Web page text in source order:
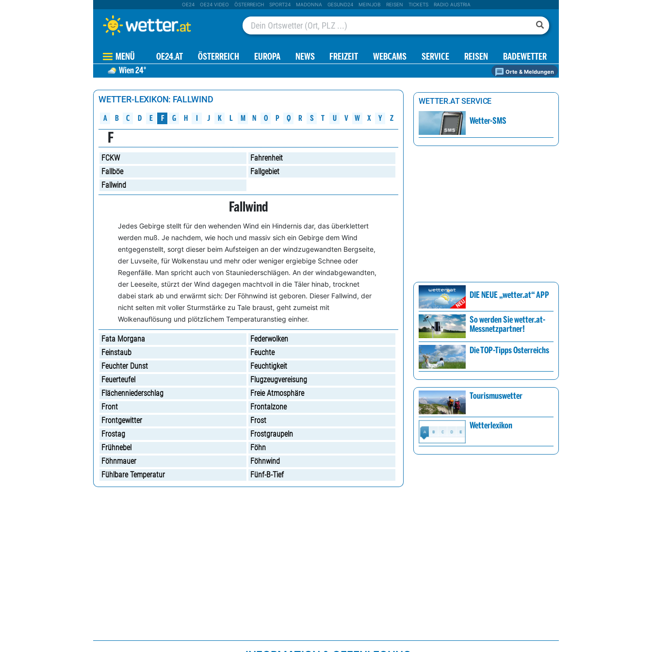
OE24 OE24 VIDEO ÖSTERREICH SPORT24 MADONNA GESUND24 MEINJOB REISEN TICKETS RADIO AUSTRIA
MENÜ OE24.AT ÖSTERREICH EUROPA NEWS FREIZEIT WEBCAMS SERVICE REISEN BADEWETTER
Wien24° Orte & Meldungen
WETTER-LEXIKON: FALLWIND
A B C D E F G H J K L M N O P Q R S T U V W X Y Z
F
FCKW
Fahrenheit
Fallböe
Fallgebiet
Fallwind
Fallwind
Jedes Gebirge stellt für den wehenden Wind ein Hindernis dar, das überklettert
werden muß. Je nachdem, wie hoch und massiv sich ein Gebirge dem Wind
entgegenstellt, sorgt dieser beim Aufsteigen an der windzugewandten Bergseite,
der Luvseite, für Wolkenstau und mehr oder weniger ergiebige Schnee oder
Regenfälle. Man spricht auch von Stauniederschlägen. An der windabgewandten,
der Leeseite, stürzt der Wind dagegen machtvoll in die Täler hinab, trocknet
dabei stark ab und erwärmt sich: Der Föhnwind ist geboren. Dieser Fallwind, der
nicht selten mit voller Sturmstärke zu Tale braust, geht zumeist mit
Wolkenauflösung und plötzlichem Temperaturanstieg einher.
Fata Morgana
Federwolken
Feinstaub
Feuchte
Feuchter Dunst
Feuchtigkeit
Feuerteufel
Flugzeugvereisung
Flächenniederschlag
Freie Atmosphäre
Front
Frontalzone
Frontgewitter
Frost
Frostag
Frostgraupeln
Frühnebel
Föhn
Föhnmauer
Föhnwind
Fühlbare Temperatur
Fünf-B-Tief
WETTER.AT SERVICE
Wetter-SMS
DIE NEUE „wetter.at“ APP
So werden Sie wetter.at-
Messnetzpartner!
Die TOP-Tipps Österreichs
Tourismuswetter
Wetterlexikon